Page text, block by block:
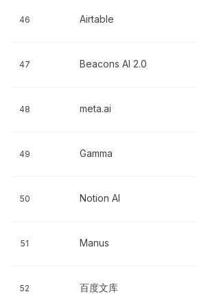
46 Airtable
47 Beacons AI 2.0
48 meta.ai
49 Gamma
50 Notion AI
51 Manus
52 百度文库